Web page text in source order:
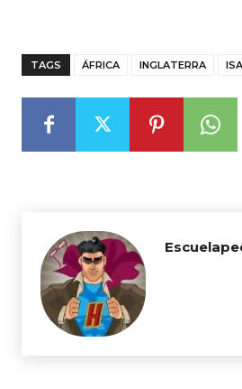
TAGS ÁFRICA INGLATERRA